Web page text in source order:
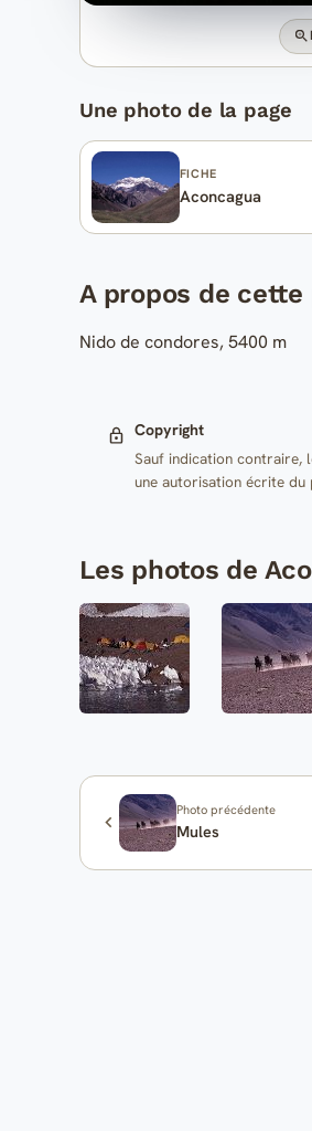
Une photo de la page
FICHE
Aconcagua
A propos de cette
Nido de condores, 5400 m
Copyright
Sauf indication contraire,
une autorisation écrite
Les photos de
Photo précédente
Mules